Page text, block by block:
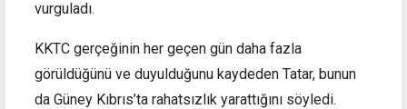
vurguladı.
KKTC gerçeğinin her geçen gün daha fazla
görüldüğünü ve duyulduğunu kaydeden Tatar, bunun
da Güney Kıbrıs’ta rahatsızlık yarattığını söyledi.